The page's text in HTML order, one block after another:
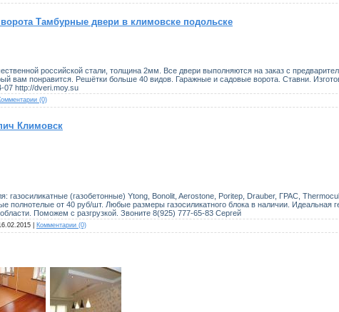
Тамбурные двери в климовске подольске
российской стали, толщина 2мм. Все двери выполняются на заказ с
вам понравится. Решётки больше 40 видов. Гаражные и садовые ворота. Ставни.
07 http://dveri.moy.su
(0)
Климовск
газосиликатные (газобетонные) Ytong, Bonolit, Aerostone, Poritep, Drauber, ГРАС,
полнотелые от 40 руб/шт. Любые размеры газосиликатного блока в наличии. Идеальная
Поможем с разгрузкой. Звоните 8(925) 777-65-83 Сергей
Комментарии (0)